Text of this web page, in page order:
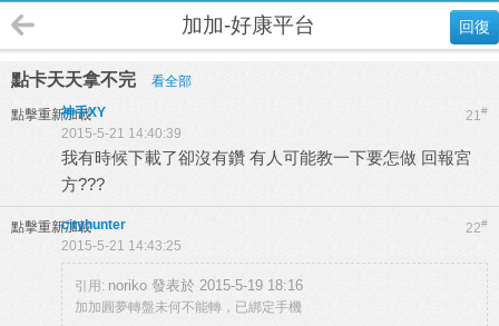
回復
加加-好康平台
點卡天天拿不完 看全部
點擊重新加載 21#
神手XY
2015-5-21 14:40:39
我有時候下載了卻沒有鑽 有人可能教一下要怎做 回報宮
方???
點擊重新加載 22#
cityhunter
2015-5-21 14:43:25
引用: noriko 發表於 2015-5-19 18:16
加加圓夢轉盤未何不能轉，已綁定手機